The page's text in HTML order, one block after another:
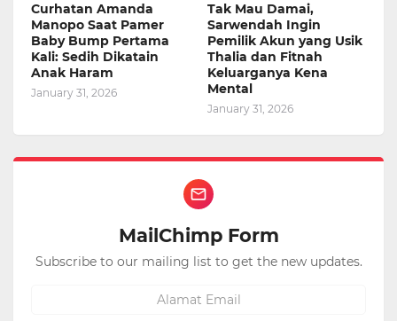
Curhatan Amanda
Manopo Saat Pamer
Baby Bump Pertama
Kali: Sedih Dikatain
Anak Haram
January 31, 2026
Tak Mau Damai,
Sarwendah Ingin
Pemilik Akun yang Usik
Thalia dan Fitnah
Keluarganya Kena
Mental
January 31, 2026
MailChimp Form
Subscribe to our mailing list to get the new updates.